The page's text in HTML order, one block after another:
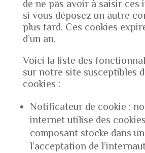
de ne pas avoir à saisir ces
si vous déposez un autre
plus tard. Ces cookies
d’un an.
Voici la liste des
sur notre site susceptibles
cookies :
Notificateur de cookie :
internet utilise des
composant stocke dans
l’acceptation de